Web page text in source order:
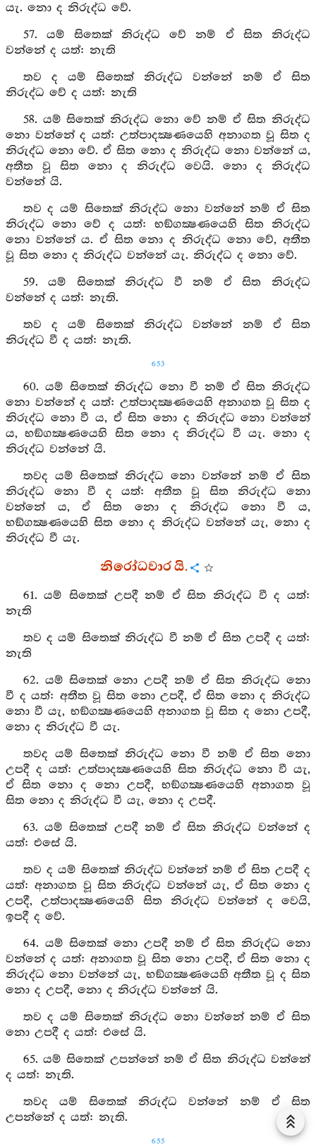
යැ. නො ද නිරුද්ධ වේ.
57. යම් සිතෙක් නිරුද්ධ වේ නම් ඒ සිත නිරුද්ධ
වන්නේ ද යත්: නැති
තව ද යම් සිතෙක් නිරුද්ධ වන්නේ නම් ඒ සිත
නිරුද්ධ වේ ද යත්: නැති
58. යම් සිතෙක් නිරුද්ධ නො වේ නම් ඒ සිත නිරුද්ධ
නො වන්නේ ද යත්: උත්පාදක්‍ෂණයෙහි අනාගත වූ සිත ද
නිරුද්ධ නො වේ. ඒ සිත නො ද නිරුද්ධ නො වන්නේ ය,
අතීත වූ සිත නො ද නිරුද්ධ වෙයි. නො ද නිරුද්ධ
වන්නේ යි.
තව ද යම් සිතෙක් නිරුද්ධ නො වන්නේ නම් ඒ සිත
නිරුද්ධ නො වේ ද යත්: භඞ්ගක්‍ෂණයෙහි සිත නිරුද්ධ
නො වන්නේ ය. ඒ සිත නො ද නිරුද්ධ නො වේ, අතීත
වූ සිත නො ද නිරුද්ධ වන්නේ යැ. නිරුද්ධ ද නො වේ.
59. යම් සිතෙක් නිරුද්ධ වී නම් ඒ සිත නිරුද්ධ
වන්නේ ද යත්: නැති.
තව ද යම් සිතෙක් නිරුද්ධ වන්නේ නම් ඒ සිත
නිරුද්ධ වී ද යත්: නැති.
653
60. යම් සිතෙක් නිරුද්ධ නො වී නම් ඒ සිත නිරුද්ධ
නො වන්නේ ද යත්: උත්පාදක්‍ෂණයෙහි අනාගත වූ සිත ද
නිරුද්ධ නො වී ය, ඒ සිත නො ද නිරුද්ධ නො වන්නේ
ය, භඞ්ගක්‍ෂණයෙහි සිත නො ද නිරුද්ධ වී යැ. නො ද
නිරුද්ධ වන්නේ යි.
තවද යම් සිතෙක් නිරුද්ධ නො වන්නේ නම් ඒ සිත
නිරුද්ධ නො වී ද යත්: අතීත වූ සිත නිරුද්ධ නො
වන්නේ ය, ඒ සිත නො ද නිරුද්ධ නො වී ය,
භඞ්ගක්‍ෂණයෙහි සිත නො ද නිරුද්ධ වන්නේ යැ, නො ද
නිරුද්ධ වී යැ.
නිරෝධවාර යි.
61. යම් සිතෙක් උපදී නම් ඒ සිත නිරුද්ධ වී ද යත්:
නැති
තව ද යම් සිතෙක් නිරුද්ධ වී නම් ඒ සිත උපදී ද යත්:
නැති
62. යම් සිතෙක් නො උපදී නම් ඒ සිත නිරුද්ධ නො
වී ද යත්: අතීත වූ සිත නො උපදී, ඒ සිත නො ද නිරුද්ධ
නො වී යැ, භඞ්ගක්‍ෂණයෙහි අනාගත වූ සිත ද නො උපදී,
නො ද නිරුද්ධ වී යැ.
තවද යම් සිතෙක් නිරුද්ධ නො වී නම් ඒ සිත නො
උපදී ද යත්: උත්පාදක්‍ෂණයෙහි සිත නිරුද්ධ නො වී යැ,
ඒ සිත නො ද නො උපදී, භඞ්ගක්‍ෂණයෙහි අනාගත වූ
සිත නො ද නිරුද්ධ වී යැ, නො ද උපදී.
63. යම් සිතෙක් උපදී නම් ඒ සිත නිරුද්ධ වන්නේ ද
යත්: එසේ යි.
තව ද යම් සිතෙක් නිරුද්ධ වන්නේ නම් ඒ සිත උපදී ද
යත්: අනාගත වූ සිත නිරුද්ධ වන්නේ යැ, ඒ සිත නො ද
උපදී, උත්පාදක්‍ෂණයෙහි සිත නිරුද්ධ වන්නේ ද වෙයි,
ඉපදී ද වේ.
64. යම් සිතෙක් නො උපදී නම් ඒ සිත නිරුද්ධ නො
වන්නේ ද යත්: අනාගත වූ සිත නො උපදී, ඒ සිත නො ද
නිරුද්ධ නො වන්නේ යැ, භඞ්ගක්‍ෂණයෙහි අතීත වූ ද සිත
නො ද උපදී, නො ද නිරුද්ධ වන්නේ යි.
තව ද යම් සිතෙක් නිරුද්ධ නො වන්නේ නම් ඒ සිත
නො උපදී ද යත්: එසේ යි.
65. යම් සිතෙක් උපන්නේ නම් ඒ සිත නිරුද්ධ වන්නේ
ද යත්: නැති.
තවද යම් සිතෙක් නිරුද්ධ වන්නේ නම් ඒ සිත
උපන්නේ ද යත්: නැති.
655